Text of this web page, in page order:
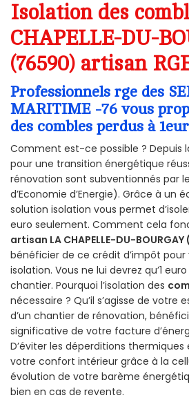
Isolation des
CHAPELLE-DU-
(76590) artisan
Professionnels rge des
MARITIME -76 vous
des combles perdus à
Comment est-ce possible ? Depuis
pour une transition énergétique
rénovation sont subventionnés par
d’Economie d’Energie). Grâce à un
solution isolation vous permet
euro seulement. Comment cela
artisan LA CHAPELLE-DU-
bénéficier de ce crédit d’impôt
isolation. Vous ne lui devrez qu’1
chantier. Pourquoi l’isolation des
nécessaire ? Qu’il s’agisse de votre
d’un chantier de rénovation,
significative de votre facture
D’éviter les déperditions thermiques
votre confort intérieur grâce à la
évolution de votre barème
bien en cas de revente.